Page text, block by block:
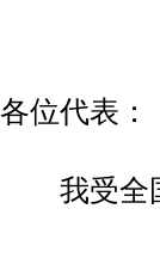
各位代表：
我受全国